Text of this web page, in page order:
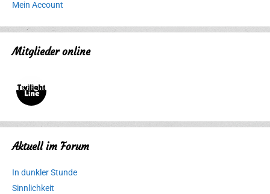
Mein Account
Mitglieder online
Aktuell im Forum
In dunkler Stunde
Sinnlichkeit